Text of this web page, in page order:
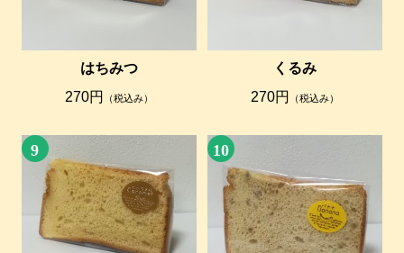
はちみつ
270円
（税込み）
くるみ
270円
（税込み）
9 10